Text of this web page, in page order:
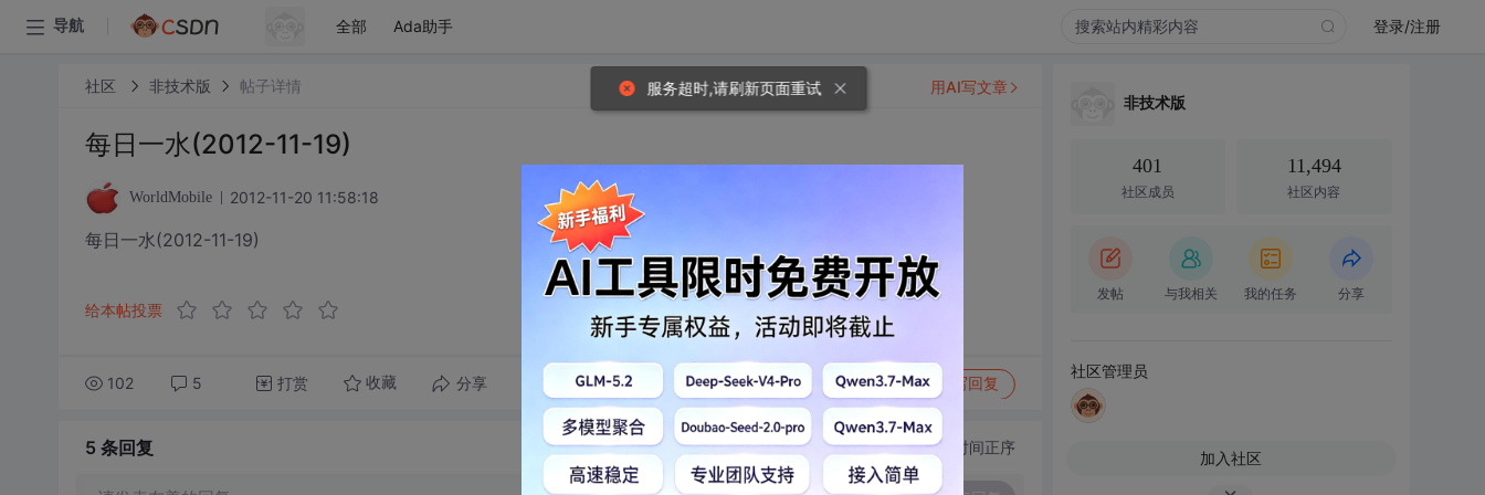
导航 全部 Ada助手 登录/注册
社区 非技术版 帖子详情
每日一水(2012-11-19)
WorldMobile 2012-11-20 11:58:18
每日一水(2012-11-19)
给本帖投票
102 5 打赏 收藏 分享 转发到动态 举报 写回复
用AI写文章
5 条回复 切换为时间正序
非技术版
401
社区成员
11,494
社区内容
发帖 与我相关 我的任务 分享
社区管理员
加入社区
服务超时,请刷新页面重试